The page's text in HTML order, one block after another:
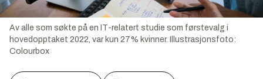
Av alle som søkte på en IT-relatert studie som førstevalg i
hovedopptaket 2022, var kun 27% kvinner.
Illustrasjonsfoto:
Colourbox